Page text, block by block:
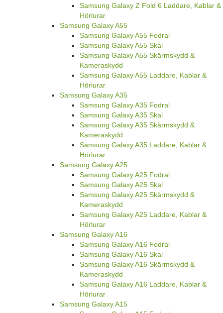
Samsung Galaxy Z Fold 6 Laddare, Kablar &
Hörlurar
Samsung Galaxy A55
Samsung Galaxy A55 Fodral
Samsung Galaxy A55 Skal
Samsung Galaxy A55 Skärmskydd &
Kameraskydd
Samsung Galaxy A55 Laddare, Kablar &
Hörlurar
Samsung Galaxy A35
Samsung Galaxy A35 Fodral
Samsung Galaxy A35 Skal
Samsung Galaxy A35 Skärmskydd &
Kameraskydd
Samsung Galaxy A35 Laddare, Kablar &
Hörlurar
Samsung Galaxy A25
Samsung Galaxy A25 Fodral
Samsung Galaxy A25 Skal
Samsung Galaxy A25 Skärmskydd &
Kameraskydd
Samsung Galaxy A25 Laddare, Kablar &
Hörlurar
Samsung Galaxy A16
Samsung Galaxy A16 Fodral
Samsung Galaxy A16 Skal
Samsung Galaxy A16 Skärmskydd &
Kameraskydd
Samsung Galaxy A16 Laddare, Kablar &
Hörlurar
Samsung Galaxy A15